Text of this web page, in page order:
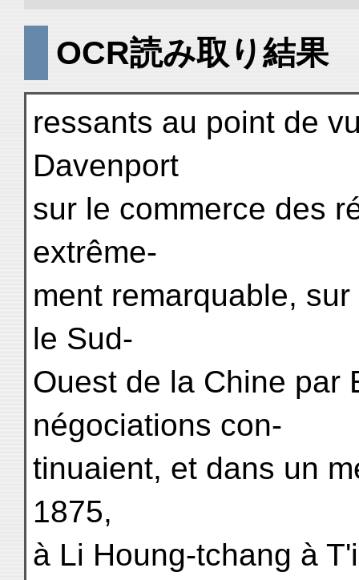
OCR読み取り結果
ressants au point de
Davenport
sur le commerce des
extrême-
ment remarquable,
le Sud-
Ouest de la Chine par
négociations con-
tinuaient, et dans un
1875,
à Li Houng-tchang à